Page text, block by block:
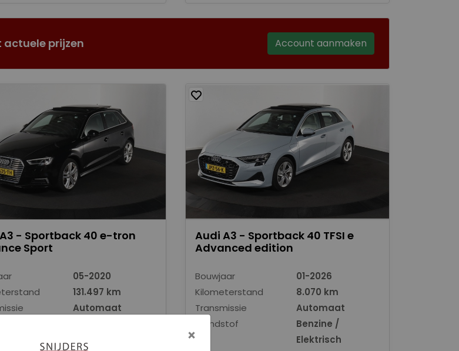
actuele prijzen Account aanmaken
- Sportback 40 e-tron
Sport
05-2020
131.497 km
Automaat
Elektrisch
Audi A3 - Sportback 40 TFSI e
Advanced edition
Bouwjaar
01-2026
Kilometerstand
8.070 km
Transmissie
Automaat
Brandstof
Benzine /
Elektrisch
×